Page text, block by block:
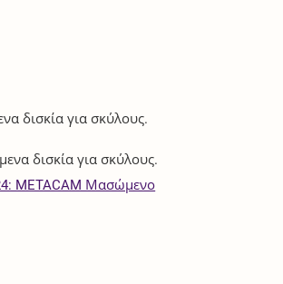
δισκία για σκύλους.
δισκία για σκύλους.
METACAM Μασώμενο